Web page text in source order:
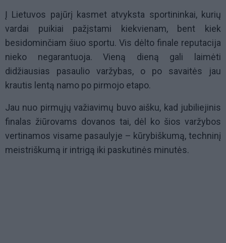
Į Lietuvos pajūrį kasmet atvyksta sportininkai, kurių
vardai puikiai pažįstami kiekvienam, bent kiek
besidominčiam šiuo sportu. Vis dėlto finale reputacija
nieko negarantuoja. Vieną dieną gali laimėti
didžiausias pasaulio varžybas, o po savaitės jau
krautis lentą namo po pirmojo etapo.
Jau nuo pirmųjų važiavimų buvo aišku, kad jubiliejinis
finalas žiūrovams dovanos tai, dėl ko šios varžybos
vertinamos visame pasaulyje – kūrybiškumą, techninį
meistriškumą ir intrigą iki paskutinės minutės.